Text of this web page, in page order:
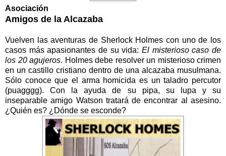
Asociación
Amigos de la Alcazaba
Vuelven las aventuras de Sherlock Holmes con uno de los
casos más apasionantes de su vida: El misterioso caso de
los 20 agujeros. Holmes debe resolver un misterioso crimen
en un castillo cristiano dentro de una alcazaba musulmana.
Sólo conoce que el arma homicida es un taladro percutor
(puagggg). Con la ayuda de su pipa, su lupa y su
inseparable amigo Watson tratará de encontrar al asesino.
¿Quién es? ¿Dónde se esconde?